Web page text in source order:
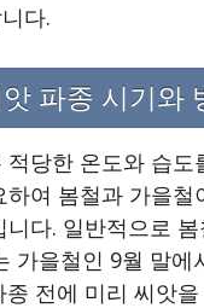
다.
파종 시기와
적당한 온도와 습도
하여 봄철과 가을철
니다. 일반적으로
가을철인 9월 말에
종 전에 미리 씨앗